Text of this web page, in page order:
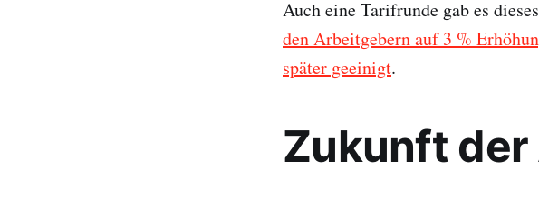
Auch eine Tarifrunde gab es
den Arbeitgebern auf 3 %
später geeinigt.
Zukunft